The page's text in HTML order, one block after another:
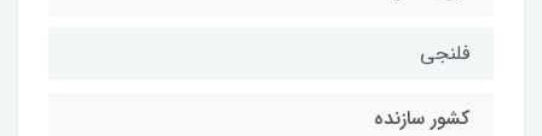
فلنجی
کشور سازنده